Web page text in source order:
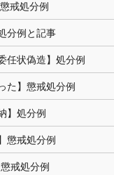
戒処分例
分例と記事
任状偽造】処分例
た】懲戒処分例
】処分例
懲戒処分例
戒処分例